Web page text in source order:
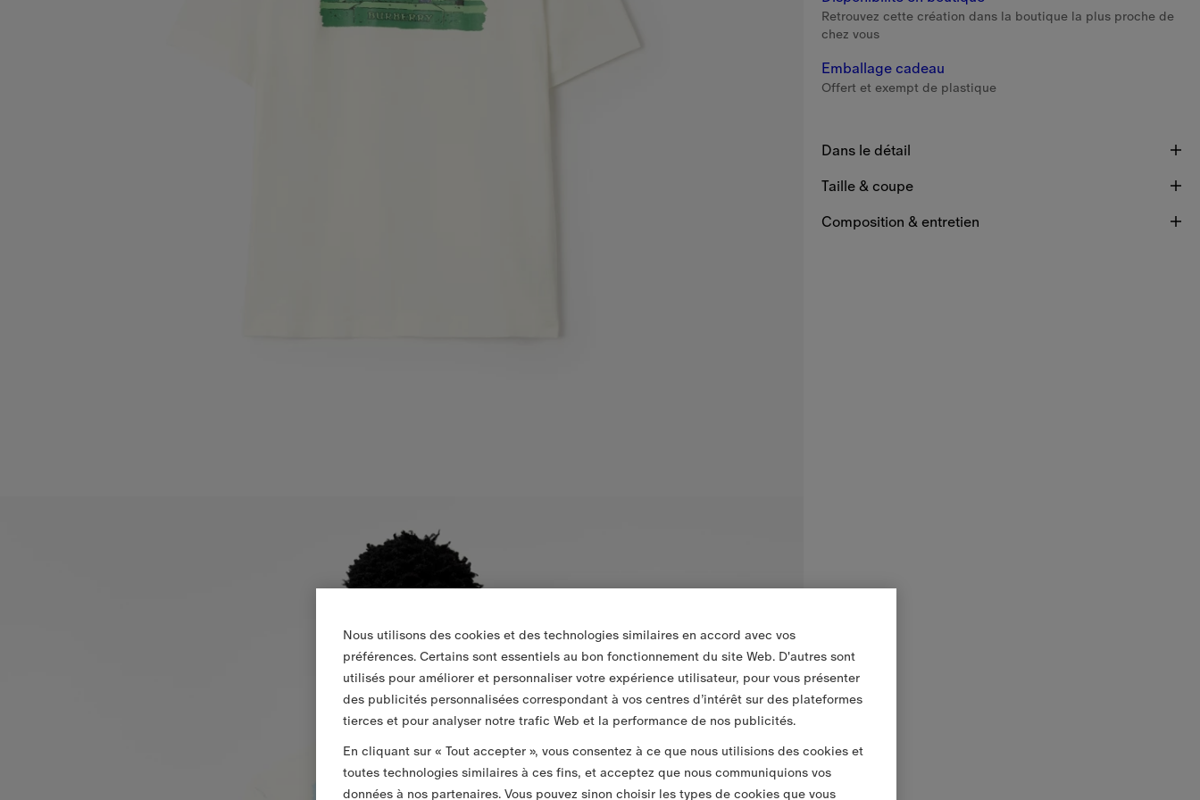
Retrouvez cette création dans la boutique la plus proche de
chez vous
Emballage cadeau
Offert et exempt de plastique
Dans le détail
Taille & coupe
Composition & entretien
Nous utilisons des cookies et des technologies similaires en accord avec vos
préférences. Certains sont essentiels au bon fonctionnement du site Web. D'autres sont
utilisés pour améliorer et personnaliser votre expérience utilisateur, pour vous présenter
des publicités personnalisées correspondant à vos centres d’intérêt sur des plateformes
tierces et pour analyser notre trafic Web et la performance de nos publicités.
En cliquant sur « Tout accepter », vous consentez à ce que nous utilisions des cookies et
toutes technologies similaires à ces fins, et acceptez que nous communiquions vos
données à nos partenaires. Vous pouvez sinon choisir les types de cookies que vous